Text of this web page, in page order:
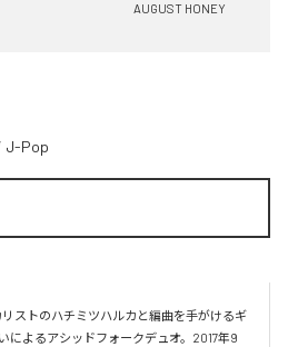
AUGUST HONEY
J-Pop
ストのハチミツハルカと編曲を手がけるギ
によるアシッドフォークデュオ。2017年9